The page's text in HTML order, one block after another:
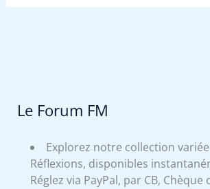
Le Forum FM
Explorez notre collection
Réflexions, disponibles
Réglez via PayPal, par CB,